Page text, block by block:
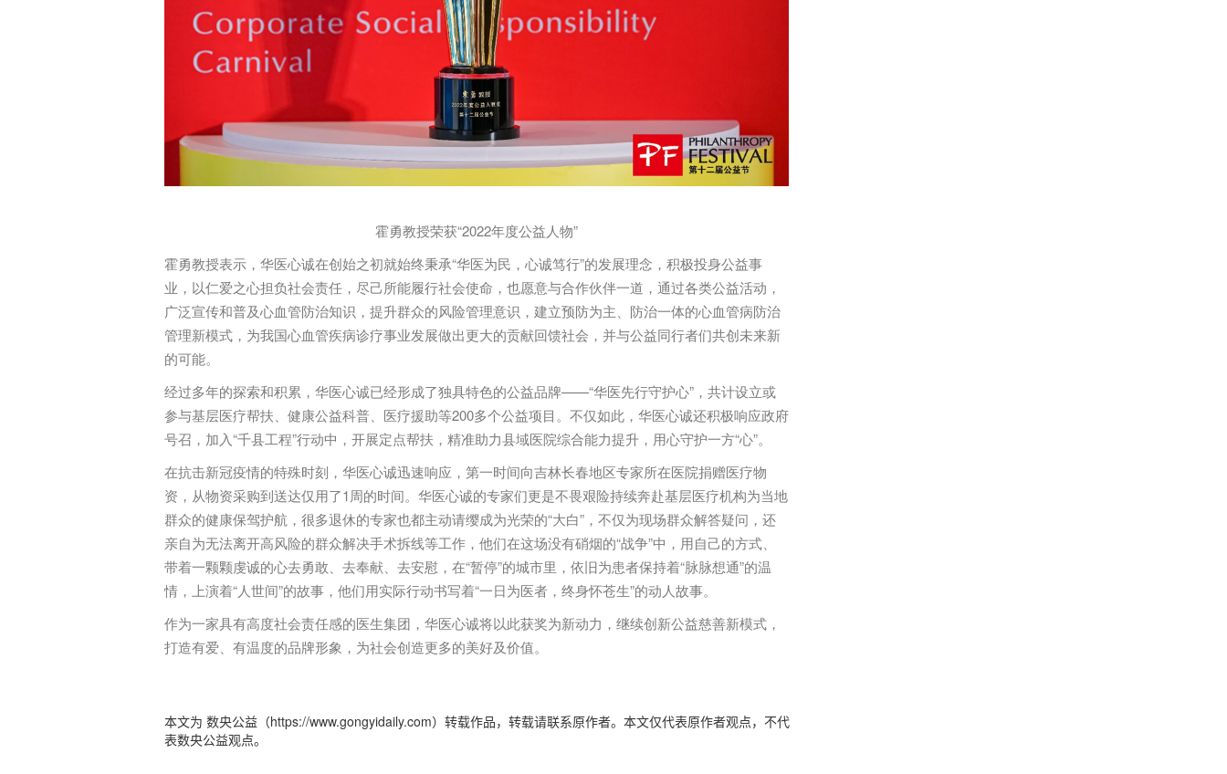
霍勇教授荣获“2022年度公益人物”
霍勇教授表示，华医心诚在创始之初就始终秉承“华医为民，心诚笃行”的发展理念，积极投身公益事
业，以仁爱之心担负社会责任，尽己所能履行社会使命，也愿意与合作伙伴一道，通过各类公益活动，
广泛宣传和普及心血管防治知识，提升群众的风险管理意识，建立预防为主、防治一体的心血管病防治
管理新模式，为我国心血管疾病诊疗事业发展做出更大的贡献回馈社会，并与公益同行者们共创未来新
的可能。
经过多年的探索和积累，华医心诚已经形成了独具特色的公益品牌——“华医先行守护心”，共计设立或
参与基层医疗帮扶、健康公益科普、医疗援助等200多个公益项目。不仅如此，华医心诚还积极响应政府
号召，加入“千县工程”行动中，开展定点帮扶，精准助力县域医院综合能力提升，用心守护一方“心”。
在抗击新冠疫情的特殊时刻，华医心诚迅速响应，第一时间向吉林长春地区专家所在医院捐赠医疗物
资，从物资采购到送达仅用了1周的时间。华医心诚的专家们更是不畏艰险持续奔赴基层医疗机构为当地
群众的健康保驾护航，很多退休的专家也都主动请缨成为光荣的“大白”，不仅为现场群众解答疑问，还
亲自为无法离开高风险的群众解决手术拆线等工作，他们在这场没有硝烟的“战争”中，用自己的方式、
带着一颗颗虔诚的心去勇敢、去奉献、去安慰，在“暂停”的城市里，依旧为患者保持着“脉脉想通”的温
情，上演着“人世间”的故事，他们用实际行动书写着“一日为医者，终身怀苍生”的动人故事。
作为一家具有高度社会责任感的医生集团，华医心诚将以此获奖为新动力，继续创新公益慈善新模式，
打造有爱、有温度的品牌形象，为社会创造更多的美好及价值。
本文为 数央公益（https://www.gongyidaily.com）转载作品，转载请联系原作者。本文仅代表原作者观点，不代
表数央公益观点。